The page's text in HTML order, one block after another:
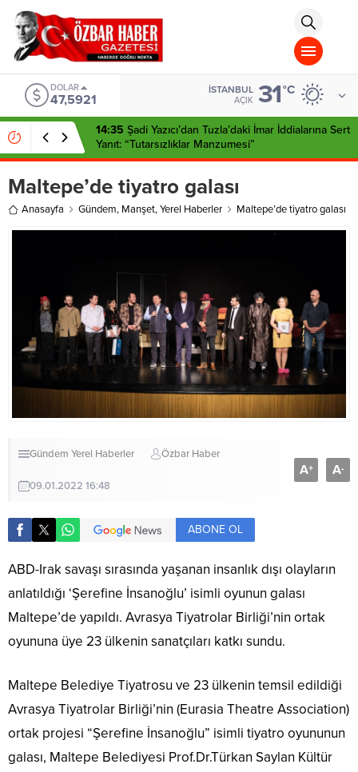
islami
chat
omegla
türk
sohbet
cinsel
sohbet
dini
chat
DOLAR
47,5921
İSTANBUL
AÇIK 31°C
14:35 Şadi Yazıcı’dan Tuzla’daki İmar İddialarına Sert
Yanıt: “Tutarsızlıklar Manzumesi”
Maltepe’de tiyatro galası
Anasayfa Gündem, Manşet,Yerel Haberler Maltepe’de tiyatro galası
Gündem Yerel Haberler Özbar Haber
09.01.2022 16:48
A+ A-
ABONE OL
ABD-Irak savaşı sırasında yaşanan insanlık dışı olayların
anlatıldığı ‘Şerefine İnsanoğlu’ isimli oyunun galası
Maltepe’de yapıldı. Avrasya Tiyatrolar Birliği’nin ortak
oyununa üye 23 ülkenin sanatçıları katkı sundu.
Maltepe Belediye Tiyatrosu ve 23 ülkenin temsil edildiği
Avrasya Tiyatrolar Birliği’nin (Eurasia Theatre Association)
ortak projesi “Şerefine İnsanoğlu” isimli tiyatro oyununun
galası, Maltepe Belediyesi Prof.Dr.Türkan Saylan Kültür